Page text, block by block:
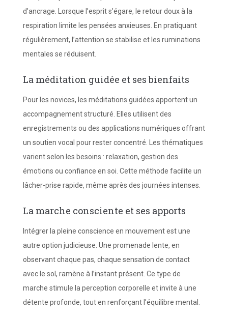
d’ancrage. Lorsque l’esprit s’égare, le retour doux à la
respiration limite les pensées anxieuses. En pratiquant
régulièrement, l’attention se stabilise et les ruminations
mentales se réduisent.
La méditation guidée et ses bienfaits
Pour les novices, les méditations guidées apportent un
accompagnement structuré. Elles utilisent des
enregistrements ou des applications numériques offrant
un soutien vocal pour rester concentré. Les thématiques
varient selon les besoins : relaxation, gestion des
émotions ou confiance en soi. Cette méthode facilite un
lâcher-prise rapide, même après des journées intenses.
La marche consciente et ses apports
Intégrer la pleine conscience en mouvement est une
autre option judicieuse. Une promenade lente, en
observant chaque pas, chaque sensation de contact
avec le sol, ramène à l’instant présent. Ce type de
marche stimule la perception corporelle et invite à une
détente profonde, tout en renforçant l’équilibre mental.